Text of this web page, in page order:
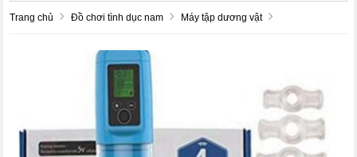
Trang chủ Đồ chơi tình dục nam Máy tập dương vật